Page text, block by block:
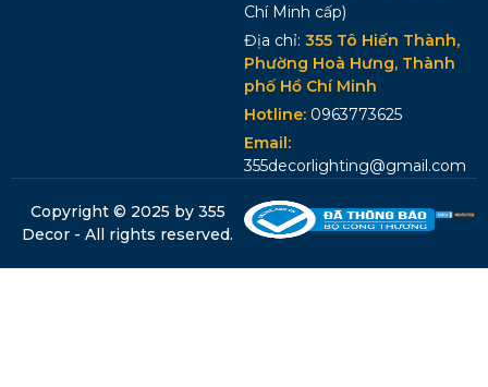
Chí Minh cấp)
Địa chỉ: 355 Tô Hiến Thành,
Phường Hoà Hưng, Thành
phố Hồ Chí Minh
Hotline: 0963773625
Email:
355decorlighting@gmail.com
Copyright © 2025 by 355
Decor - All rights reserved.